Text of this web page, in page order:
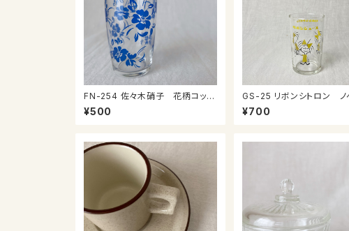
FN-254 佐々木硝子 花柄コップ
④
¥500
GS-25 リボンシトロン ノベルテ
ィグラス
¥700